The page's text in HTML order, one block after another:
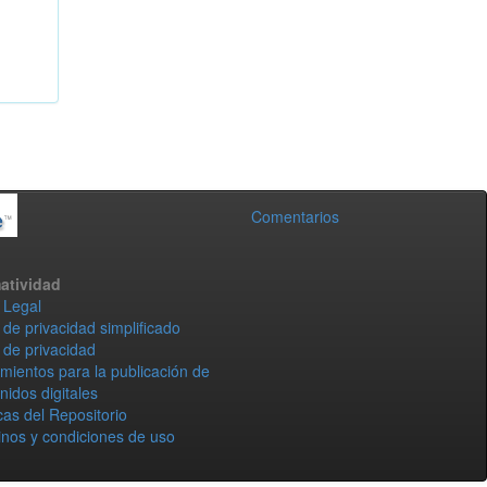
Comentarios
privacidad simplificado
privacidad
para la publicación de
digitales
del Repositorio
y condiciones de uso